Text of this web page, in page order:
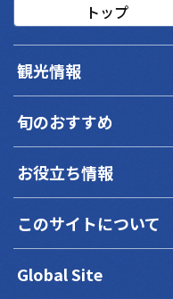
トップ
観光情報
旬のおすすめ
お役立ち情報
このサイトについて
Global Site